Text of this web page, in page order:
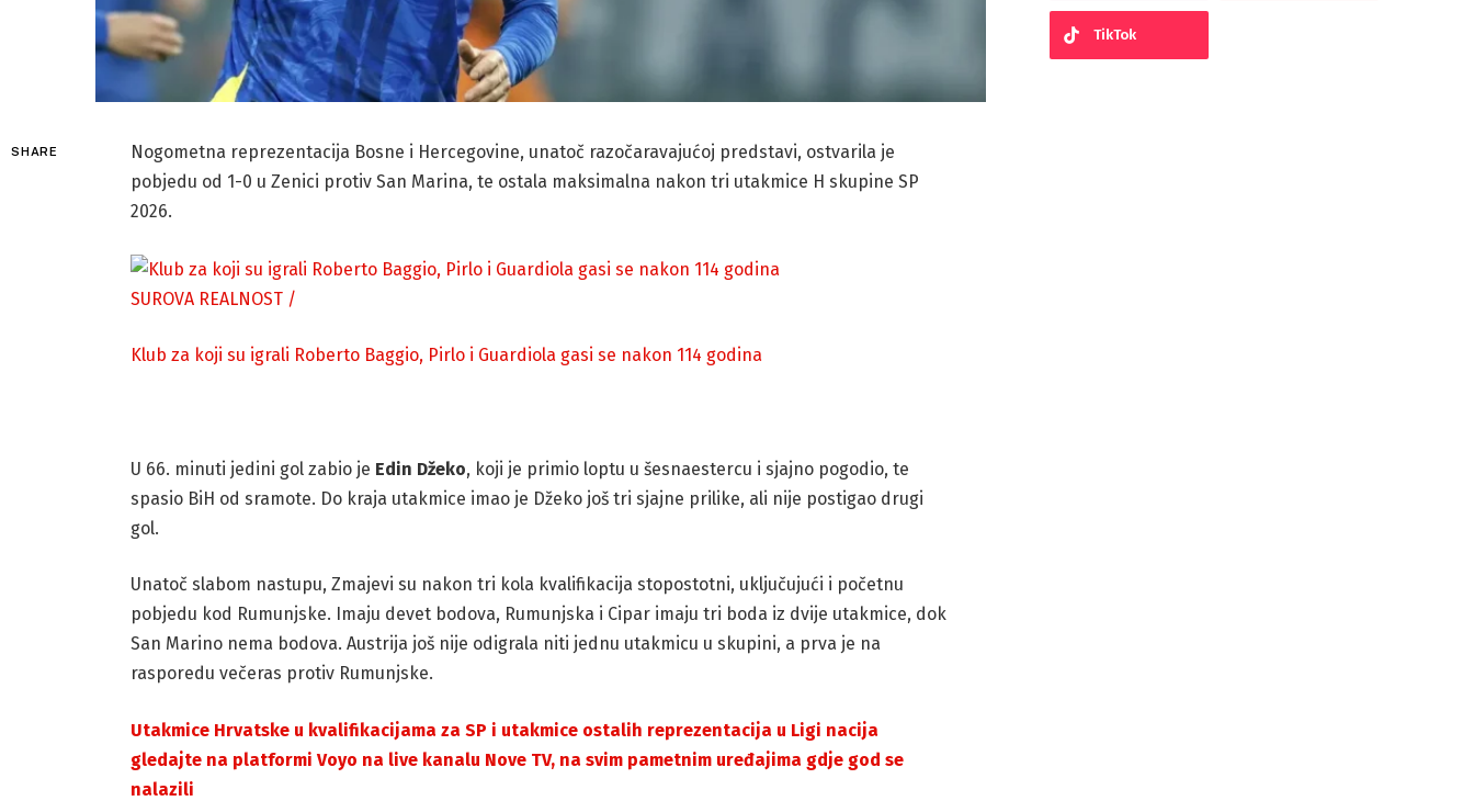
SHARE
Nogometna reprezentacija Bosne i Hercegovine, unatoč razočaravajućoj predstavi, ostvarila je
pobjedu od 1-0 u Zenici protiv San Marina, te ostala maksimalna nakon tri utakmice H skupine SP
2026.
SUROVA REALNOST/
Klub za koji su igrali Roberto Baggio, Pirlo i Guardiola gasi se nakon 114 godina
U 66. minuti jedini gol zabio je Edin Džeko, koji je primio loptu u šesnaestercu i sjajno pogodio, te
spasio BiH od sramote. Do kraja utakmice imao je Džeko još tri sjajne prilike, ali nije postigao drugi
gol.
Unatoč slabom nastupu, Zmajevi su nakon tri kola kvalifikacija stopostotni, uključujući i početnu
pobjedu kod Rumunjske. Imaju devet bodova, Rumunjska i Cipar imaju tri boda iz dvije utakmice, dok
San Marino nema bodova. Austrija još nije odigrala niti jednu utakmicu u skupini, a prva je na
rasporedu večeras protiv Rumunjske.
Utakmice Hrvatske u kvalifikacijama za SP i utakmice ostalih reprezentacija u Ligi nacija
gledajte na platformi Voyo na live kanalu Nove TV, na svim pametnim uređajima gdje god se
nalazili
TikTok